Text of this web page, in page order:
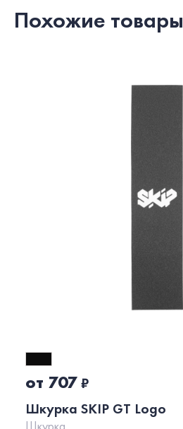
Похожие товары
от 707₽
Шкурка SKIP GT Logo